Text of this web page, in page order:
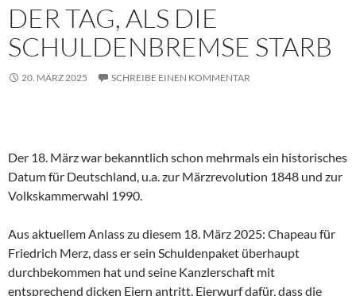
DER TAG, ALS DIE
SCHULDENBREMSE STARB
20. MÄRZ 2025 SCHREIBE EINEN KOMMENTAR
Der 18. März war bekanntlich schon mehrmals ein historisches
Datum für Deutschland, u.a. zur Märzrevolution 1848 und zur
Volkskammerwahl 1990.
Aus aktuellem Anlass zu diesem 18. März 2025: Chapeau für
Friedrich Merz, dass er sein Schuldenpaket überhaupt
durchbekommen hat und seine Kanzlerschaft mit
entsprechend dicken Eiern antritt. Eierwurf dafür, dass die